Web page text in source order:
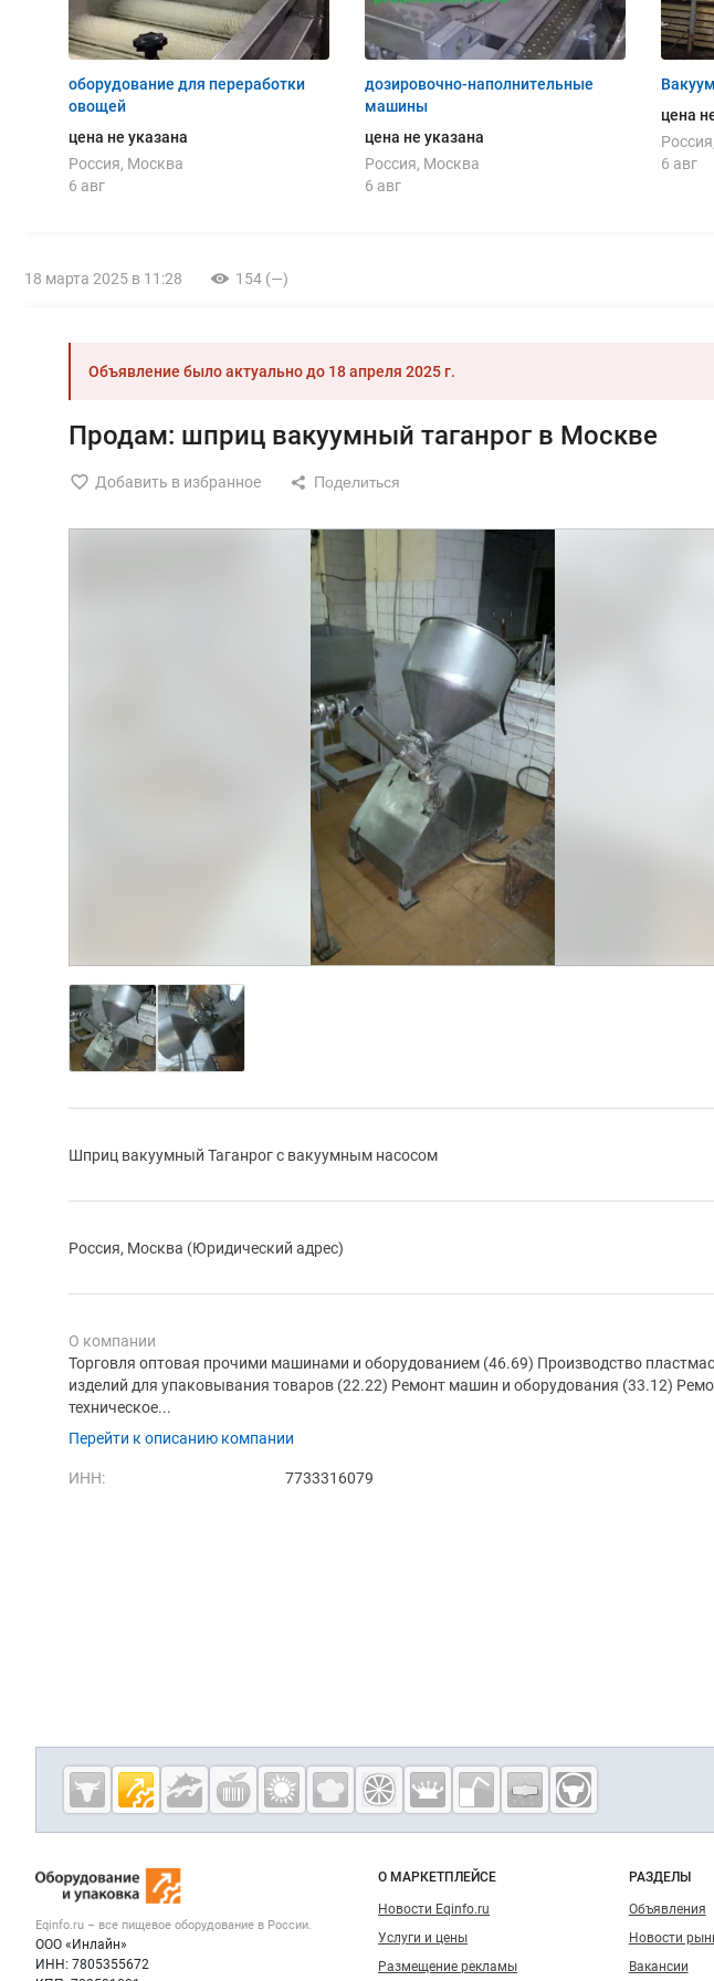
оборудование для переработки
овощей
цена не указана
Россия, Москва
6 авг
дозировочно-наполнительные
машины
цена не указана
Россия, Москва
6 авг
цена
6 авг
18 марта 2025 в 11:28 154 (—)
Объявление было актуально до 18 апреля 2025 г.
Продам: шприц вакуумный таганрог в Москве
Добавить в избранное
Шприц вакуумный Таганрог с вакуумным насосом
Россия, Москва (Юридический адрес)
О компании
Торговля оптовая прочими машинами и оборудованием (46.69) Производство
изделий для упаковывания товаров (22.22) Ремонт машин и оборудования (33.12)
техническое...
Перейти к описанию компании
ИНН: 7733316079
Дополнительная информация
Cсылки на полезные проекты
Eqinfo.ru —
пищевое
и упаковка
Важные разделы и контакты
Eqinfo.ru – все пищевое оборудование в России.
ООО «Инлайн»
ИНН: 7805355672
Навигация по сайту
О МАРКЕТПЛЕЙСЕ
Новости Eqinfo.ru
Услуги и цены
Размещение рекламы
РАЗДЕЛЫ
Объявления
Новости
Вакансии